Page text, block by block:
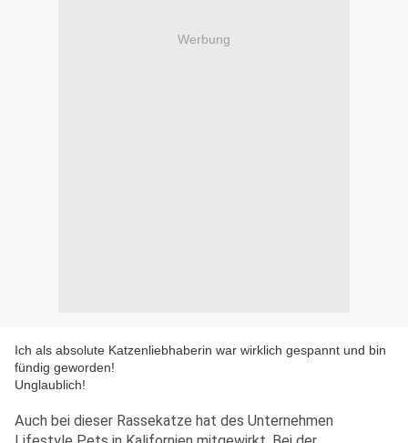
Werbung
Ich als absolute Katzenliebhaberin war wirklich gespannt und bin
fündig geworden!
Unglaublich!
Auch bei dieser Rassekatze hat des Unternehmen